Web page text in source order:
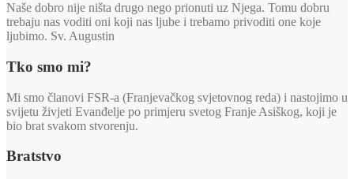
Naše dobro nije ništa drugo nego prionuti uz Njega. Tomu dobru
trebaju nas voditi oni koji nas ljube i trebamo privoditi one koje
ljubimo. Sv. Augustin
Tko smo mi?
Mi smo članovi FSR-a (Franjevačkog svjetovnog reda) i nastojimo u
svijetu živjeti Evanđelje po primjeru svetog Franje Asiškog, koji je
bio brat svakom stvorenju.
Bratstvo